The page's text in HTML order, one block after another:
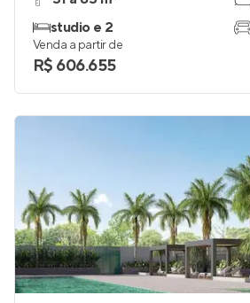
studio e 2
Venda a partir de
R$ 606.655